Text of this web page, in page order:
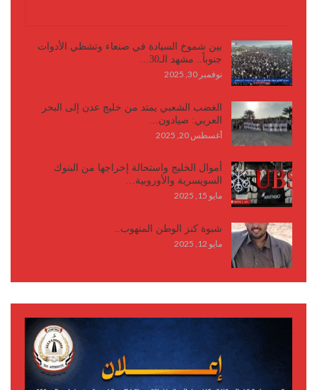
بين شموخ السيادة في صنعاء وتشظي الأدوات
جنوباً.. مشهد الـ30…
نوفمبر 30, 2025
الغضب الشعبي يمتد من خليج عدن إلى البحر
العربي: صيادون…
أغسطس 20, 2025
أموال الخليج واستحالة إخراجها من البنوك
السويسرية والأوروبية…
مايو 15, 2025
شبوة كنز الوطن المنهوب..
مايو 12, 2025